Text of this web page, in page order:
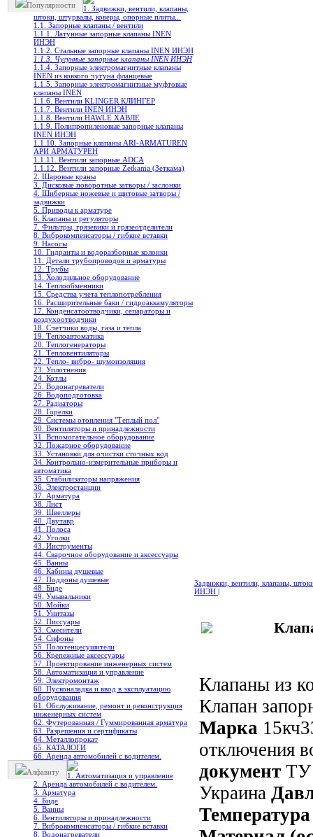
Популярности
1. Задвижки, вентили, клапаны,
штоки, штурвалы, коверы, опорные плиты...
1.1. Запорные клапаны / вентили
1.1.1. Латунные запорные клапаны INEN
ИНЭН
1.1.2. Стальные запорные клапаны INEN ИНЭН
1.1.3. Чугунные запорные клапаны INEN ИНЭН
1.1.4. Запорные электромагнитные клапаны
INEN из ковкого чугуна фланцевые
1.1.5. Запорные электромагнитные муфтовые
клапаны INEN
1.1.6. Вентили KLINGER КЛИНГЕР
1.1.7. Вентили INEN ИНЭН
1.1.8. Вентили HAWLE ХАВЛЕ
1.1.9. Полипропиленовые запорные клапаны
INEN ИНЭН
1.1.10. Запорные клапаны ARI-ARMATUREN
АРИ АРМАТУРЕН
1.1.11. Вентили запорные ADCA
1.1.12. Вентили запорные Zetkama (Зеткама)
2. Шаровые краны
3. Дисковые поворотные затворы / заслонки
4. Шиберные ножевые и щитовые затворы /
задвижки
5. Приводы к арматуре
6. Клапаны и регуляторы
7. Фильтры, грязевики и грязеотделители
8. Виброкомпенсаторы / гибкие вставки
9. Насосы
10. Гидранты и водоразборные колонки
11. Детали трубопроводов и арматуры
12. Трубы
13. Холодильное oборудование
14. Теплообменники
15. Средства учета теплопотребления
16. Расширительные баки / гидроаккамуляторы
17. Конденсатоотводчики, сепараторы и
воздухоотводчики
18. Счетчики воды, газа и тепла
19. Теплоавтоматика
20. Теплогенераторы
21. Тепловентиляторы
22. Тепло- вибро- шумоизоляция
23. Уплотнения
24. Котлы
25. Водонагреватели
26. Водоподготовка
27. Радиаторы
28. Горелки
29. Системы отопления "Теплый пол"
30. Вентиляторы и принадлежности
31. Вспомогательное оборудование
32. Пожарное оборудование
33. Установки для очистки сточных вод
34. Контрольно-измерительные приборы и
автоматика
35. Стабилизаторы напряжения
36. Электростанции
37. Арматура
38. Лист
39. Швеллеры
40. Двутавр
41. Полоса
42. Уголки
43. Инструменты
44. Сварочное оборудование и аксессуары
45. Ванны
46. Кабины душевые
47. Поддоны душевые
48. Биде
49. Умывальники
50. Мойки
51. Унитазы
52. Писсуары
53. Смесители
54. Сифоны
55. Полотенцесушители
56. Крепежные аксессуары
57. Проектирование инженерных систем
58. Автоматизация и управление
59. Электромонтаж
60. Пусконаладка и ввод в эксплуатацию
оборудования
61. Обслуживание, ремонт и реконструкция
инженерных систем
62. Футерованная / Гуммированная арматура
63. Разрешения и сертификаты
64. Металлопрокат
65. КАТАЛОГИ
66. Аренда автомобилей с водителем.
Алфавиту
1. Автоматизация и управление
2. Аренда автомобилей с водителем.
3. Арматура
4. Биде
5. Ванны
6. Вентиляторы и принадлежности
7. Виброкомпенсаторы / гибкие вставки
8. Водонагреватели
Задвижки, вентили, клапаны,
ИНЭН |
Клапаны из
Клапан
Марка
отключения
документ ТУ
Украина